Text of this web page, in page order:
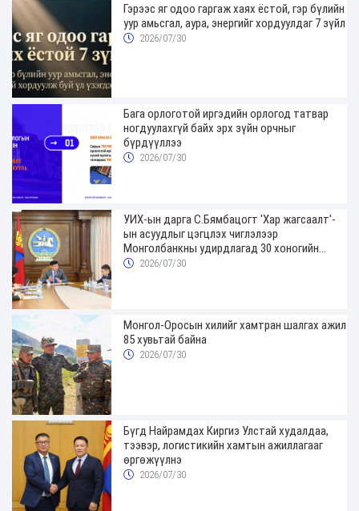
Гэрээс яг одоо гаргаж хаях ёстой, гэр бүлийн
уур амьсгал, аура, энергийг хордуулдаг 7 зүйл
2026/07/30
Бага орлоготой иргэдийн орлогод татвар
ногдуулахгүй байх эрх зүйн орчныг
бүрдүүллээ
2026/07/30
УИХ-ын дарга С.Бямбацогт 'Хар жагсаалт'-
ын асуудлыг цэгцлэх чиглэлээр
Монголбанкны удирдлагад 30 хоногийн
хугацаатай үүрэг өглөө
2026/07/30
Монгол-Оросын хилийг хамтран шалгах ажил
85 хувьтай байна
2026/07/30
Бүгд Найрамдах Киргиз Улстай худалдаа,
тээвэр, логистикийн хамтын ажиллагааг
өргөжүүлнэ
2026/07/30